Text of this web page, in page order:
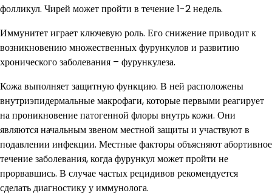
фолликул. Чирей может пройти в течение 1-2 недель.
Иммунитет играет ключевую роль. Его снижение приводит к
возникновению множественных фурункулов и развитию
хронического заболевания – фурункулеза.
Кожа выполняет защитную функцию. В ней расположены
внутриэпидермальные макрофаги, которые первыми реагирует
на проникновение патогенной флоры внутрь кожи. Они
являются начальным звеном местной защиты и участвуют в
подавлении инфекции. Местные факторы объясняют абортивное
течение заболевания, когда фурункул может пройти не
прорвавшись. В случае частых рецидивов рекомендуется
сделать диагностику у иммунолога.